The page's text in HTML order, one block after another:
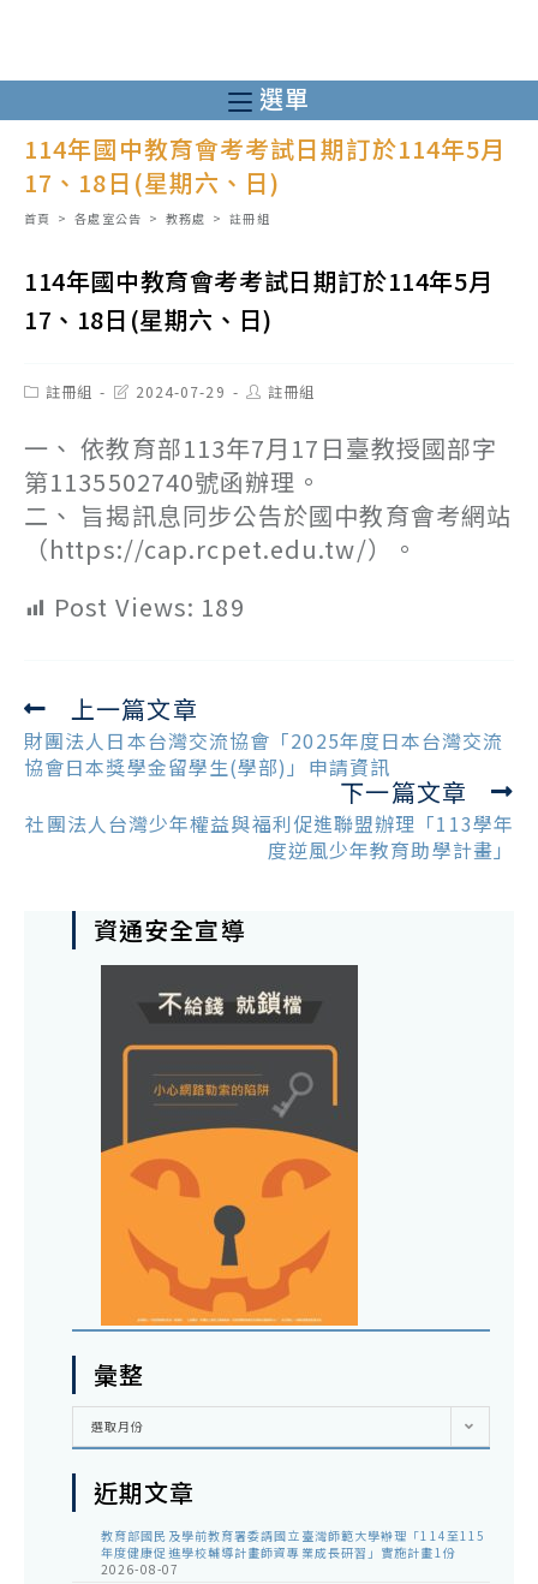
至
主
選單
114年國中教育會考考試日期訂於114年5月
17、18日(星期六、日)
首頁 > 各處室公告 > 教務處 > 註冊組
114年國中教育會考考試日期訂於114年5月
17、18日(星期六、日)
Post註冊組
Post2024-07-29
Post註冊組
一、 依教育部113年7月17日臺教授國部字
第1135502740號函辦理。
二、 旨揭訊息同步公告於國中教育會考網站
（https://cap.rcpet.edu.tw/）。
Post Views: 189
Read
more
articles
上一篇文章
財團法人日本台灣交流協會「2025年度日本台灣交流
協會日本獎學金留學生(學部)」申請資訊
下一篇文章
社團法人台灣少年權益與福利促進聯盟辦理「113學年
度逆風少年教育助學計畫」
資通安全宣導
彙整
彙
選取月份
近期文章
教育部國民及學前教育署委請國立臺灣師範大學辦理「114至115
年度健康促進學校輔導計畫師資專業成長研習」實施計畫1份
2026-08-07